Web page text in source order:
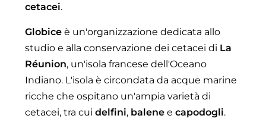
cetacei.
Globice è un'organizzazione dedicata allo
studio e alla conservazione dei cetacei di La
Réunion, un'isola francese dell'Oceano
Indiano. L'isola è circondata da acque marine
ricche che ospitano un'ampia varietà di
cetacei, tra cui delfini, balene e capodogli.